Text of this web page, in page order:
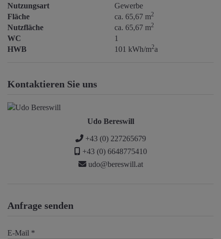
Nutzungsart
Gewerbe
Fläche
ca. 65,67 m2
Nutzfläche ca. 65,67 m2
WC
1
HWB
101 kWh/m2a
Kontaktieren Sie uns
Udo Bereswill
+43 (0) 227265679
+43 (0) 6648775410
udo@bereswill.at
Anfrage senden
E-Mail